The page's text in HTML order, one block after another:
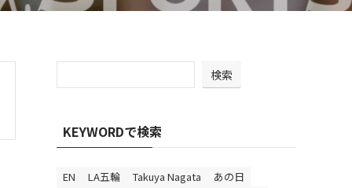
検索
KEYWORDで検索
EN LA五輪 Takuya Nagata
あの日